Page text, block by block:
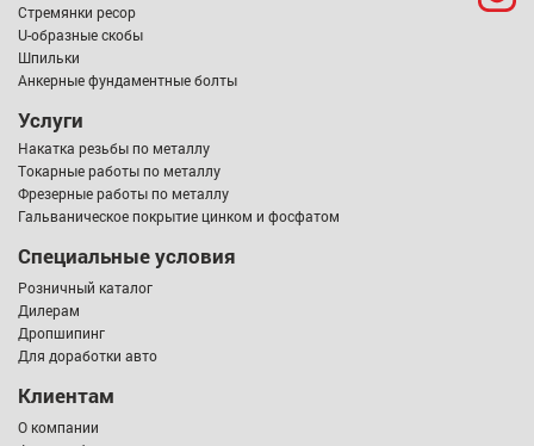
Стремянки ресор
U-образные скобы
Шпильки
Анкерные фундаментные болты
Услуги
Накатка резьбы по металлу
Токарные работы по металлу
Фрезерные работы по металлу
Гальваническое покрытие цинком и фосфатом
Специальные условия
Розничный каталог
Дилерам
Дропшипинг
Для доработки авто
Клиентам
О компании